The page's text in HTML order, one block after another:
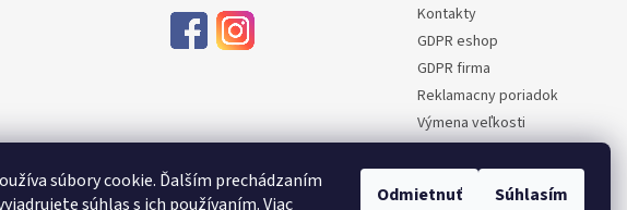
súbory cookie. Ďalším prechádzaním
súhlas s ich používaním. Viac
Odmietnuť Súhlasím
Kontakty
GDPR eshop
GDPR firma
Reklamacny poriadok
Výmena veľkosti
Certifikacia
Moja objednávka